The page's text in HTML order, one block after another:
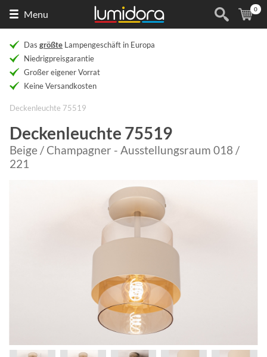
Menu (
0
Das größte Lampengeschäft in Europa
Niedrigpreisgarantie
Großer eigener Vorrat
Keine Versandkosten
Deckenleuchte 75519
Deckenleuchte 75519
Beige / Champagner - Ausstellungsraum 018 /
221